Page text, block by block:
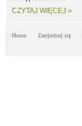
CZYTAJ WIĘCEJ »
Home Zarejestruj się